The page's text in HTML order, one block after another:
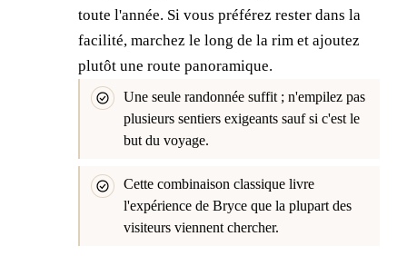
toute l'année. Si vous préférez rester dans la
facilité, marchez le long de la rim et ajoutez
plutôt une route panoramique.
Une seule randonnée suffit ; n'empilez pas
plusieurs sentiers exigeants sauf si c'est le
but du voyage.
Cette combinaison classique livre
l'expérience de Bryce que la plupart des
visiteurs viennent chercher.